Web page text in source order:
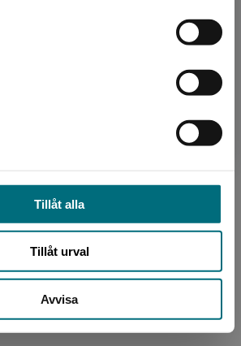
Tillåt alla
Tillåt urval
Avvisa
är född 1960 i Örebro och är
men skriver
faktaböcker och biografier.